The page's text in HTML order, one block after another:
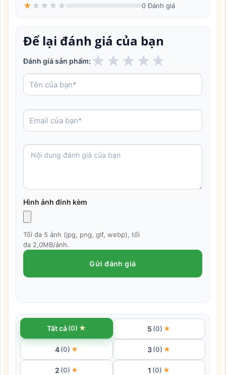
★ ★ ★ ★ ★ 0 Đánh giá
Để lại đánh giá của bạn
Đánh giá sản phẩm: ★ ★ ★ ★★
Hình ảnh đính kèm
Tối đa 5 ảnh (jpg, png, gif, webp), tối
đa 2,0MB/ảnh.
Gửi đánh giá
Tất cả (0) ★ 5 (0) ★
4 (0) ★ 3 (0) ★
2 (0) ★ 1 (0) ★